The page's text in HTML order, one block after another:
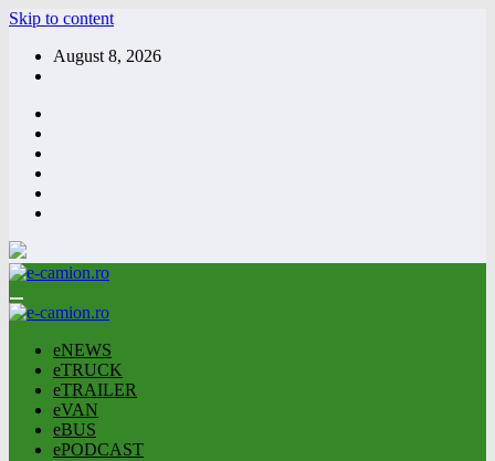
Skip to content
August 8, 2026
eNEWS
eTRUCK
eTRAILER
eVAN
eBUS
ePODCAST